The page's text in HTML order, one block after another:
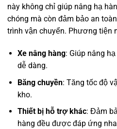
này không chỉ giúp nâng hạ
chóng mà còn đảm bảo an
trình vận chuyển. Phương tiện
Xe nâng hàng: Giúp nâng
dễ dàng.
Băng chuyền: Tăng tốc độ
kho.
Thiết bị hỗ trợ khác: Đảm
hàng đều được đáp ứng